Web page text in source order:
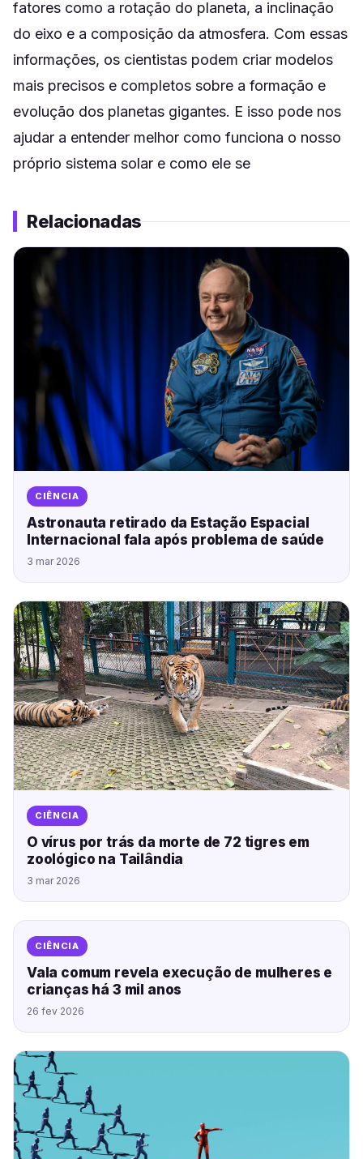
fatores como a rotação do planeta, a inclinação
do eixo e a composição da atmosfera. Com essas
informações, os cientistas podem criar modelos
mais precisos e completos sobre a formação e
evolução dos planetas gigantes. E isso pode nos
ajudar a entender melhor como funciona o nosso
próprio sistema solar e como ele se
Relacionadas
CIÊNCIA
Astronauta retirado da Estação Espacial
Internacional fala após problema de saúde
3 mar 2026
CIÊNCIA
O vírus por trás da morte de 72 tigres em
zoológico na Tailândia
3 mar 2026
CIÊNCIA
Vala comum revela execução de mulheres e
crianças há 3 mil anos
26 fev 2026